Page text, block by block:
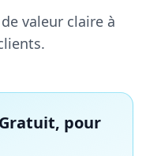
valeur claire à
pour